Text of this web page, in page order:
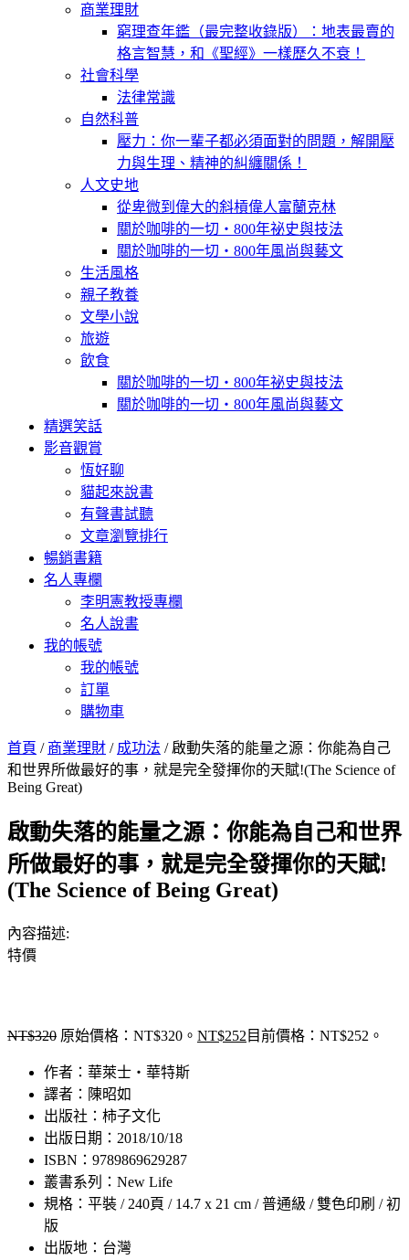
商業理財
窮理查年鑑（最完整收錄版）：地表最賣的
格言智慧，和《聖經》一樣歷久不衰！
社會科學
法律常識
自然科普
壓力：你一輩子都必須面對的問題，解開壓
力與生理、精神的糾纏關係！
人文史地
從卑微到偉大的斜槓偉人富蘭克林
關於咖啡的一切‧800年祕史與技法
關於咖啡的一切‧800年風尚與藝文
生活風格
親子教養
文學小說
旅遊
飲食
關於咖啡的一切‧800年祕史與技法
關於咖啡的一切‧800年風尚與藝文
精選笑話
影音觀賞
恆好聊
貓起來說書
有聲書試聽
文章瀏覽排行
暢銷書籍
名人專欄
李明憲教授專欄
名人說書
我的帳號
我的帳號
訂單
購物車
首頁 / 商業理財 / 成功法 / 啟動失落的能量之源：你能為自己
和世界所做最好的事，就是完全發揮你的天賦!(The Science of
Being Great)
啟動失落的能量之源：你能為自己和世界
所做最好的事，就是完全發揮你的天賦!
(The Science of Being Great)
內容描述:
特價
NT$320 原始價格：NT$320。 NT$252 目前價格：NT$252。
作者：華萊士‧華特斯
譯者：陳昭如
出版社：柿子文化
出版日期：2018/10/18
ISBN：9789869629287
叢書系列：New Life
規格：平裝 / 240頁 / 14.7 x 21 cm / 普通級 / 雙色印刷 / 初
版
出版地：台灣